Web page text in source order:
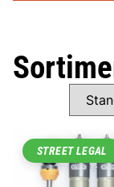
STREET LEGAL